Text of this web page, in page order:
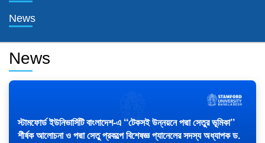
News
News
স্টামফোর্ড ইউনিভার্সিটি বাংলাদেশ-এ ‘‘টেকসই উন্নয়নে পদ্মা সেতুর ভূমিকা’’
শীর্ষক আলোচনা ও পদ্মা সেতু প্রকল্পে বিশেষজ্ঞ প্যানেলের সদস্য অধ্যাপক ড.